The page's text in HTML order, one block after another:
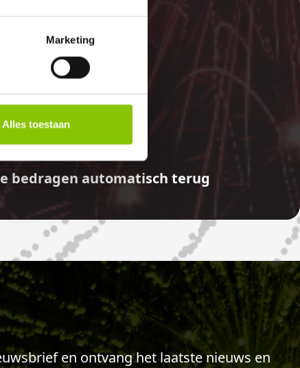
Marketing
Alles toestaan
bedragen automatisch terug
en ontvang het laatste nieuws en